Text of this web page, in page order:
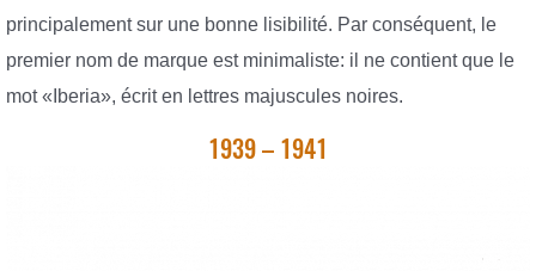
principalement sur une bonne lisibilité. Par conséquent, le
premier nom de marque est minimaliste: il ne contient que le
mot «Iberia», écrit en lettres majuscules noires.
1939 – 1941